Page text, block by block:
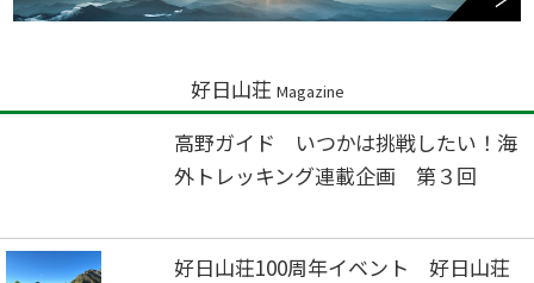
好日山荘 Magazine
高野ガイド いつかは挑戦したい！海
外トレッキング連載企画 第３回
好日山荘100周年イベント 好日山荘